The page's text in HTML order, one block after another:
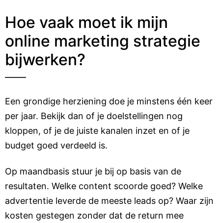
Hoe vaak moet ik mijn
online marketing strategie
bijwerken?
Een grondige herziening doe je minstens één keer
per jaar. Bekijk dan of je doelstellingen nog
kloppen, of je de juiste kanalen inzet en of je
budget goed verdeeld is.
Op maandbasis stuur je bij op basis van de
resultaten. Welke content scoorde goed? Welke
advertentie leverde de meeste leads op? Waar zijn
kosten gestegen zonder dat de return mee